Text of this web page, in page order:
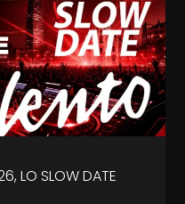
LO SLOW DATE